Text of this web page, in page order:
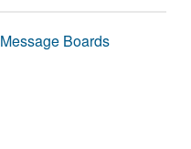
Message Boards